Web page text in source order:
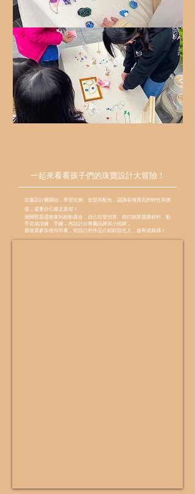
一起來看看孩子們的珠寶設計大冒險！
從畫設計圖開始，學習比例、造型與配色， 認識各種寶石的特性與價
值，還要自己鑑定真假！
過關答題還能拿到啟動資金，自己控管預算、精打細算選購材料， 動
手完成項鍊、手鍊，再設計出專屬品牌與小招牌，
最後還參加迷你市集，把自己的作品介紹給陌生人，超有成就感！